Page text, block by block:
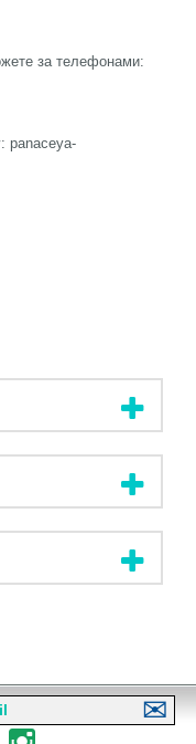
за телефонами:
panaceya-